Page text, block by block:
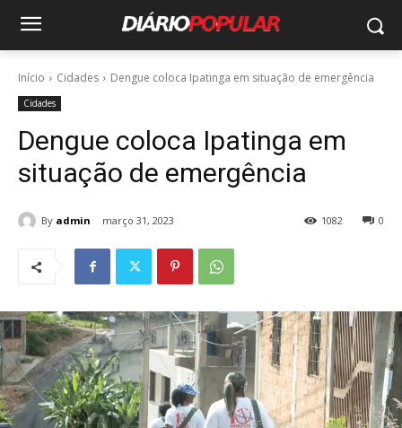
Início Cidades Dengue coloca Ipatinga em situação de emergência
Cidades
Dengue coloca Ipatinga em
situação de emergência
By admin março 31, 2023 0
1082